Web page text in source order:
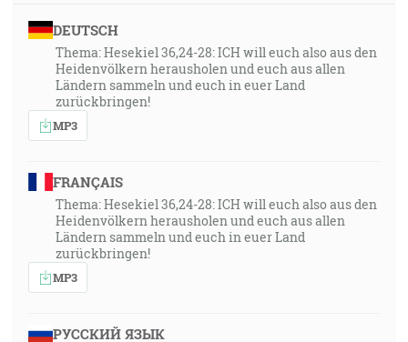
55:18
A Hospodin riekol Abramovi: Vedz istotne, že tvoje
semeno bude pohostínom v zemi, ktorá nebude patriť
im, a budú im, ľuďom tej zeme, slúžiť, a budú ich trápiť
štyristo rokov. Ale aj národ, ktorému budú slúžiť, ja
budem súdiť, a potom vyjdú s veľkým majetkom. [1M
55:43
Ale to hovorím: Smluvy, predtým uprávoplatnenej
Bohom, vzťahujúcej sa na Krista, nezneplatňuje zákon,
vzniknuvší po štyristo aj tridsiatich rokoch, tak aby
zrušil zasľúbenie. [Gl 3:17]
56:40
DEUTSCH
Thema: Hesekiel 36,24-28: ICH will euch also aus den
Heidenvölkern herausholen und euch aus allen
Ländern sammeln und euch in euer Land
zurückbringen!
MP3
FRANÇAIS
Thema: Hesekiel 36,24-28: ICH will euch also aus den
Heidenvölkern herausholen und euch aus allen
Ländern sammeln und euch in euer Land
zurückbringen!
MP3
РУССКИЙ ЯЗЫК